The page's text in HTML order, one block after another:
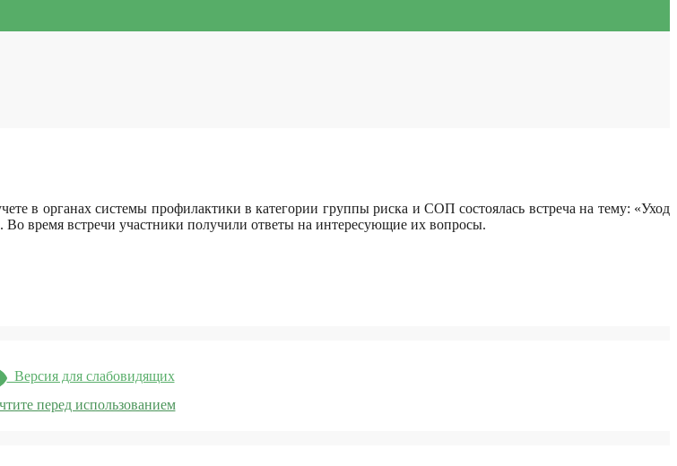
в органах системы профилактики в категории группы риска и СОП состоялась встреча на тему: «Уход
время встречи участники получили ответы на интересующие их вопросы.
Версия для слабовидящих
перед использованием